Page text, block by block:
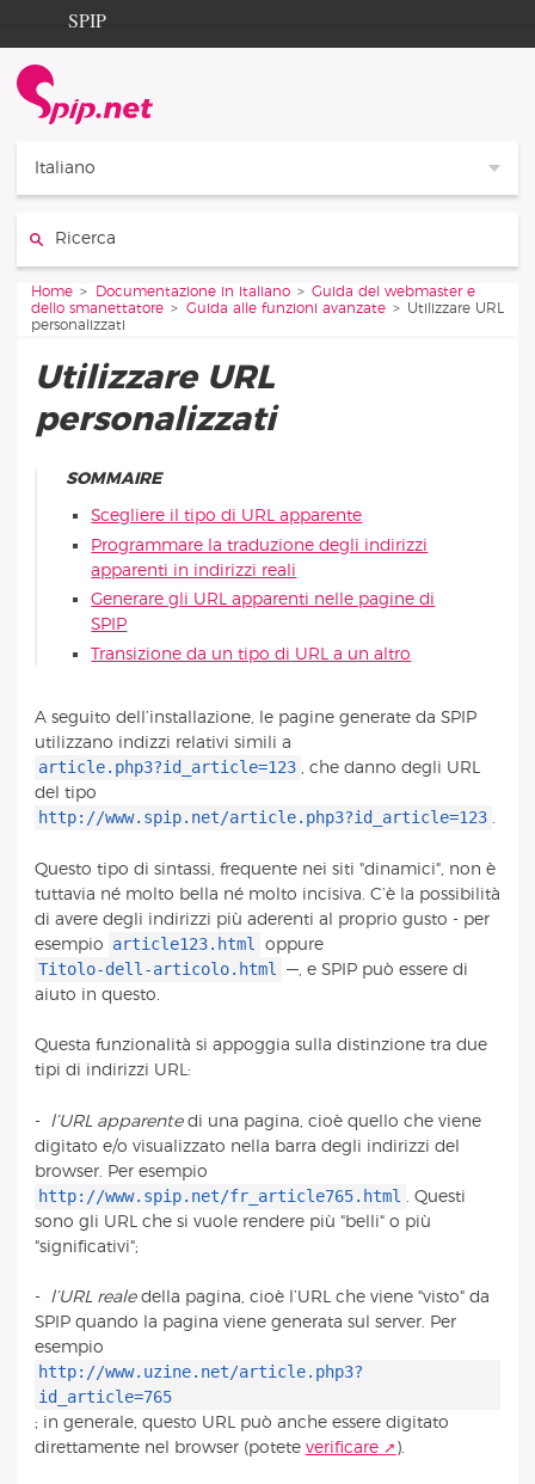
Aller au contenu
Aller à la navigation
SPIP
Documentation
Contribution
Italiano
Vous êtes ici :
Home Documentazione in italiano
Guida del webmaster e
dello smanettatore
Guida alle funzioni avanzate
Utilizzare URL
personalizzati
Utilizzare URL
personalizzati
SOMMAIRE
Scegliere il tipo di URL apparente
Programmare la traduzione degli indirizzi
apparenti in indirizzi reali
Generare gli URL apparenti nelle pagine di
SPIP
Transizione da un tipo di URL a un altro
A seguito dell’installazione, le pagine generate da SPIP
utilizzano indizzi relativi simili a
article.php3?id_article=123 , che danno degli URL
del tipo
http://www.spip.net/article.php3?id_article=123 .
Questo tipo di sintassi, frequente nei siti "dinamici", non è
tuttavia né molto bella né molto incisiva. C’è la possibilità
di avere degli indirizzi più aderenti al proprio gusto - per
esempio article123.html oppure
Titolo-dell-articolo.html
—, e SPIP può essere di
aiuto in questo.
Questa funzionalità si appoggia sulla distinzione tra due
tipi di indirizzi URL:
- l’URL apparentedi una pagina, cioè quello che viene
digitato e/o visualizzato nella barra degli indirizzi del
browser. Per esempio
http://www.spip.net/fr_article765.html
. Questi
sono gli URL che si vuole rendere più "belli" o più
"significativi";
- l’URL realedella pagina, cioè l’URL che viene "visto" da
SPIP quando la pagina viene generata sul server. Per
esempio
http://www.uzine.net/article.php3?
id_article=765
; in generale, questo URL può anche essere digitato
direttamente nel browser (potete verificare ).